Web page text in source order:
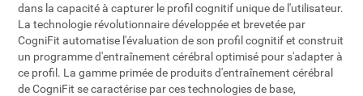
dans la capacité à capturer le profil cognitif unique de l'utilisateur.
La technologie révolutionnaire développée et brevetée par
CogniFit automatise l'évaluation de son profil cognitif et construit
un programme d'entraînement cérébral optimisé pour s'adapter à
ce profil. La gamme primée de produits d'entraînement cérébral
de CogniFit se caractérise par ces technologies de base,